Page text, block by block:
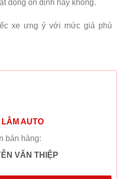
động ổn định hay không.
xe ưng ý với mức giá phù
LÂM AUTO
bán hàng:
VĂN THIỆP